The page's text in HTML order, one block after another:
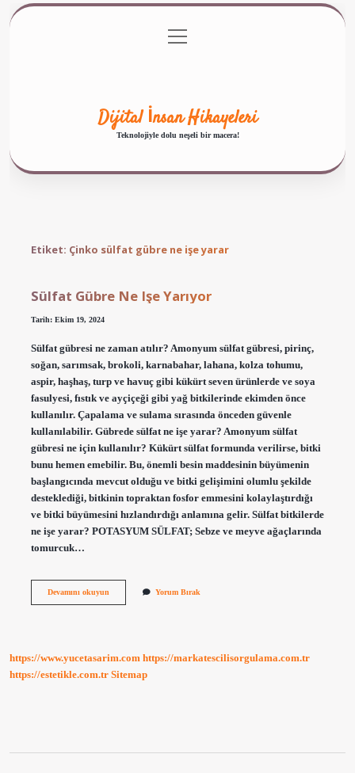
Gizlilik Politikası
menüyü
aç
Dijital İnsan Hikayeleri
Teknolojiyle dolu neşeli bir macera!
Etiket: Çinko sülfat gübre ne işe yarar
Sülfat Gübre Ne Işe Yarıyor
Tarih: Ekim 19, 2024
Sülfat gübresi ne zaman atılır? Amonyum sülfat gübresi, pirinç,
soğan, sarımsak, brokoli, karnabahar, lahana, kolza tohumu,
aspir, haşhaş, turp ve havuç gibi kükürt seven ürünlerde ve soya
fasulyesi, fıstık ve ayçiçeği gibi yağ bitkilerinde ekimden önce
kullanılır. Çapalama ve sulama sırasında önceden güvenle
kullanılabilir. Gübrede sülfat ne işe yarar? Amonyum sülfat
gübresi ne için kullanılır? Kükürt sülfat formunda verilirse, bitki
bunu hemen emebilir. Bu, önemli besin maddesinin büyümenin
başlangıcında mevcut olduğu ve bitki gelişimini olumlu şekilde
desteklediği, bitkinin topraktan fosfor emmesini kolaylaştırdığı
ve bitki büyümesini hızlandırdığı anlamına gelir. Sülfat bitkilerde
ne işe yarar? POTASYUM SÜLFAT; Sebze ve meyve ağaçlarında
tomurcuk…
Devamını okuyunSülfat
Yorum Bırak
https://www.yucetasarim.com https://markatescilisorgulama.com.tr
https://estetikle.com.tr Sitemap